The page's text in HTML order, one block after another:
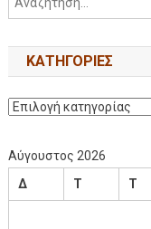
KΑΤΗΓΟΡΊΕΣ
Αύγουστος 2026
Δ
Τ Τ